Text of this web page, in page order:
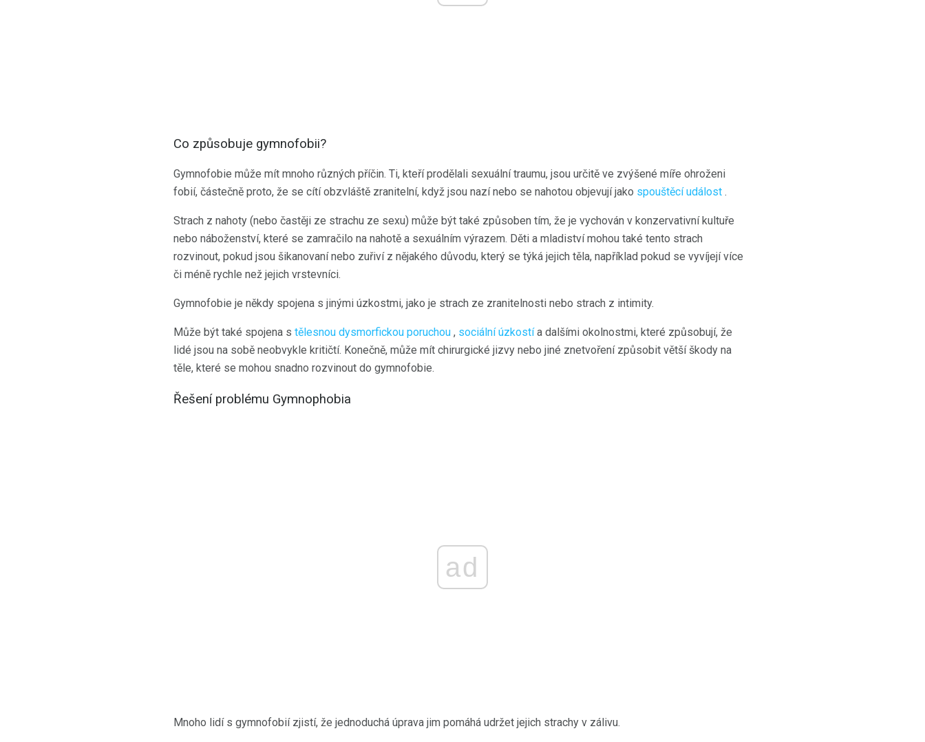
Co způsobuje gymnofobii?
Gymnofobie může mít mnoho různých příčin. Ti, kteří prodělali sexuální traumu, jsou určitě ve zvýšené míře ohroženi
fobií, částečně proto, že se cítí obzvláště zranitelní, když jsou nazí nebo se nahotou objevují jako spouštěcí událost .
Strach z nahoty (nebo častěji ze strachu ze sexu) může být také způsoben tím, že je vychován v konzervativní kultuře
nebo náboženství, které se zamračilo na nahotě a sexuálním výrazem. Děti a mladiství mohou také tento strach
rozvinout, pokud jsou šikanovaní nebo zuřiví z nějakého důvodu, který se týká jejich těla, například pokud se vyvíjejí více
či méně rychle než jejich vrstevníci.
Gymnofobie je někdy spojena s jinými úzkostmi, jako je strach ze zranitelnosti nebo strach z intimity.
Může být také spojena s tělesnou dysmorfickou poruchou , sociální úzkostía dalšími okolnostmi, které způsobují, že
lidé jsou na sobě neobvykle kritičtí. Konečně, může mít chirurgické jizvy nebo jiné znetvoření způsobit větší škody na
těle, které se mohou snadno rozvinout do gymnofobie.
Řešení problému Gymnophobia
ad
Mnoho lidí s gymnofobií zjistí, že jednoduchá úprava jim pomáhá udržet jejich strachy v zálivu.